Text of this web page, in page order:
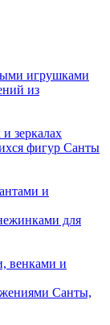
игрушками
из
зеркалах
фигур Санты
и
для
венками и
Санты,